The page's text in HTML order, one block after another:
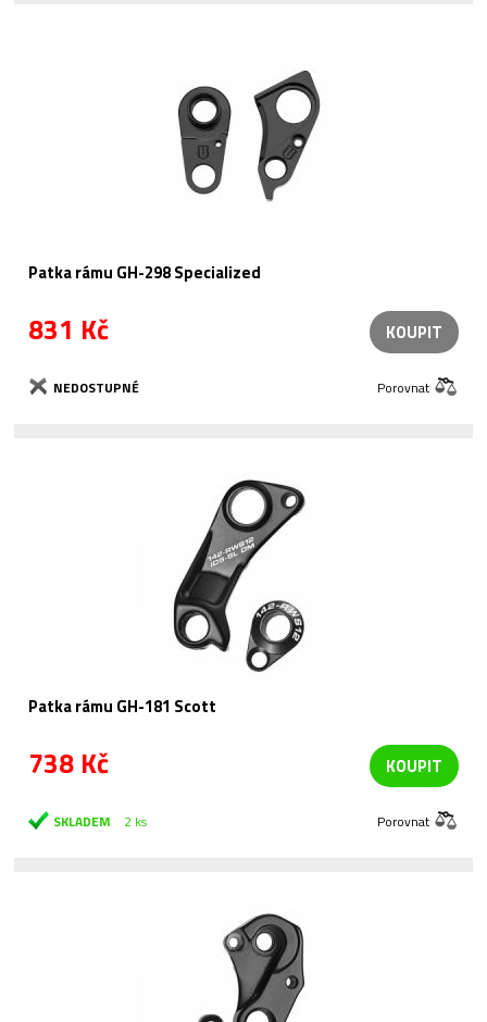
Patka rámu GH-298 Specialized
831 Kč KOUPIT
NEDOSTUPNÉ Porovnat
Patka rámu GH-181 Scott
738 Kč KOUPIT
SKLADEM 2 ks Porovnat